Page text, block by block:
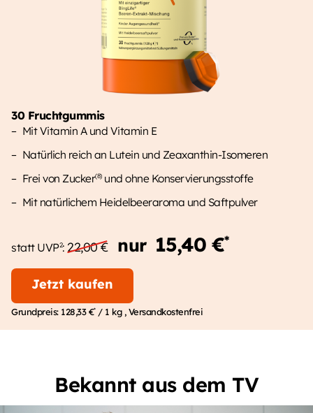
30 Fruchtgummis
Mit Vitamin A und Vitamin E
Natürlich reich an Lutein und Zeaxanthin-Isomeren
Frei von Zucker(8)und ohne Konservierungsstoffe
Mit natürlichem Heidelbeeraroma und Saftpulver
statt UVP2: 22,00 € nur 15,40 €*
Jetzt kaufen
Grundpreis: 128,33 €*/ 1 kg , Versandkostenfrei
Bekannt aus dem TV